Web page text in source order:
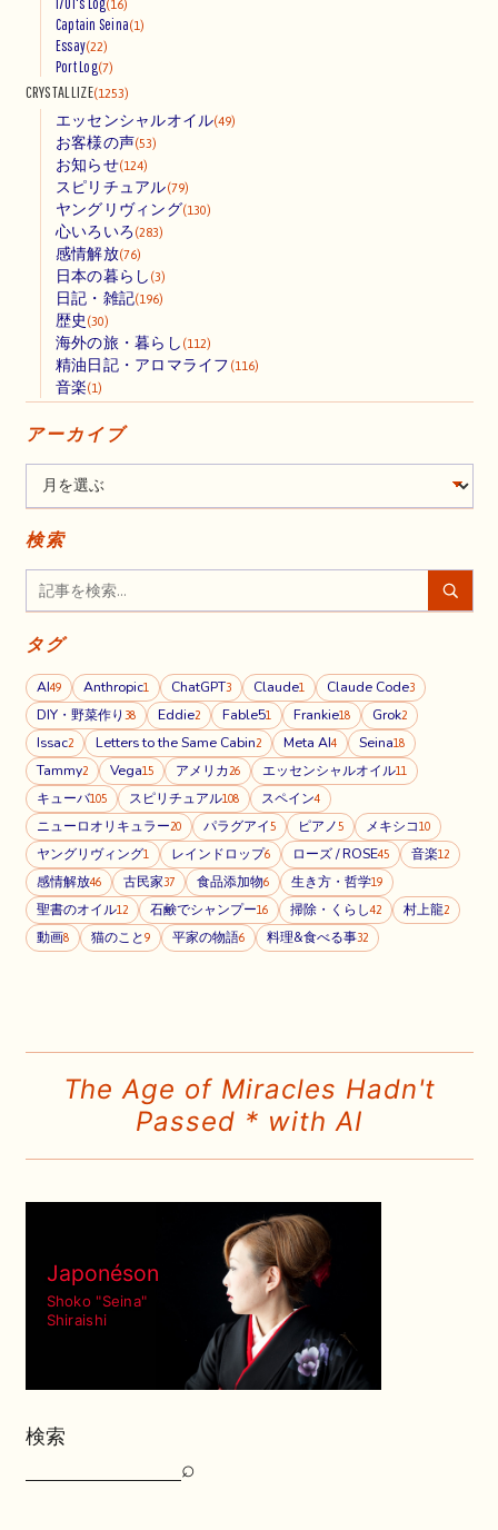
(16)
Captain Seina(1)
Essay(22)
Port Log(7)
CRYSTALLIZE(1253)
エッセンシャルオイル(49)
お客様の声(53)
お知らせ(124)
スピリチュアル(79)
ヤングリヴィング(130)
心いろいろ (283)
感情解放(76)
日本の暮らし (3)
日記・雑記(196)
歴史 (30)
海外の旅・暮らし (112)
精油日記・アロマライフ (116)
音楽(1)
アーカイブ
検索
タグ
AI49 Anthropic1 ChatGPT3 Claude1 Claude Code3
DIY・野菜作り 38 Eddie2 Fable51 Frankie18 Grok2
Issac2 Letters to the Same Cabin2 Meta AI4 Seina18
Tammy2 Vega15 アメリカ 26 エッセンシャルオイル11
キューバ105 スピリチュアル108 スペイン4
ニューロオリキュラー20 パラグアイ 5 ピアノ 5 メキシコ10
ヤングリヴィング1 レインドロップ6 ローズ / ROSE45 音楽12
感情解放46 古民家37 食品添加物6 生き方・哲学19
聖書のオイル12 石鹸でシャンプー16 掃除・くらし42 村上龍2
動画8 猫のこと9 平家の物語6 料理&食べる事32
The Age of Miracles Hadn't
Passed * with AI
Japonéson
Shoko "Seina"
Shiraishi
検索
検
⌕